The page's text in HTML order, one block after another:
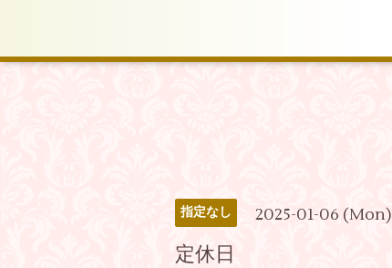
指定なし 2025-01-06 (Mon)
定休日